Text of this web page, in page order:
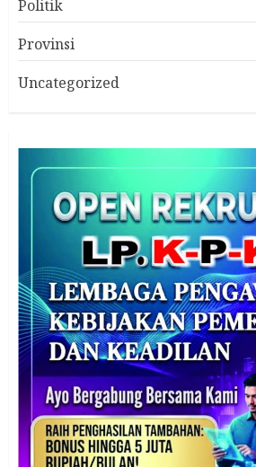
Politik
Provinsi
Uncategorized